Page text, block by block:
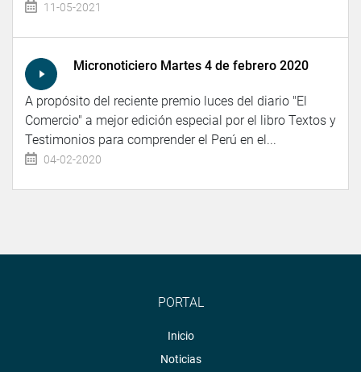
11-05-2021
Micronoticiero Martes 4 de febrero 2020
A propósito del reciente premio luces del diario "El
Comercio" a mejor edición especial por el libro Textos y
Testimonios para comprender el Perú en el...
04-02-2020
PORTAL
Inicio
Noticias